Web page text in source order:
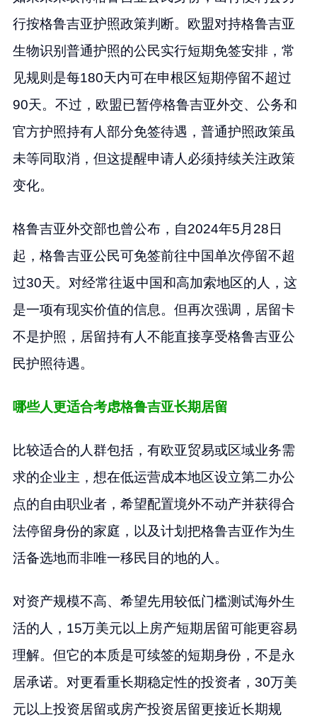
行按格鲁吉亚护照政策判断。欧盟对持格鲁吉亚
生物识别普通护照的公民实行短期免签安排，常
见规则是每180天内可在申根区短期停留不超过
90天。不过，欧盟已暂停格鲁吉亚外交、公务和
官方护照持有人部分免签待遇，普通护照政策虽
未等同取消，但这提醒申请人必须持续关注政策
变化。
格鲁吉亚外交部也曾公布，自2024年5月28日
起，格鲁吉亚公民可免签前往中国单次停留不超
过30天。对经常往返中国和高加索地区的人，这
是一项有现实价值的信息。但再次强调，居留卡
不是护照，居留持有人不能直接享受格鲁吉亚公
民护照待遇。
哪些人更适合考虑格鲁吉亚长期居留
比较适合的人群包括，有欧亚贸易或区域业务需
求的企业主，想在低运营成本地区设立第二办公
点的自由职业者，希望配置境外不动产并获得合
法停留身份的家庭，以及计划把格鲁吉亚作为生
活备选地而非唯一移民目的地的人。
对资产规模不高、希望先用较低门槛测试海外生
活的人，15万美元以上房产短期居留可能更容易
理解。但它的本质是可续签的短期身份，不是永
居承诺。对更看重长期稳定性的投资者，30万美
元以上投资居留或房产投资居留更接近长期规